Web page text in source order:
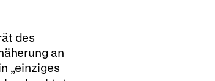
des
an
„einziges